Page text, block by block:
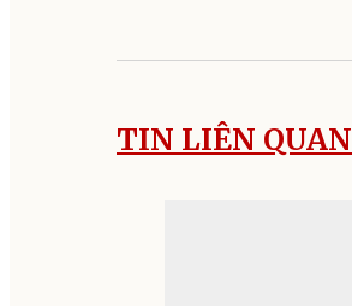
TIN LIÊN QUAN